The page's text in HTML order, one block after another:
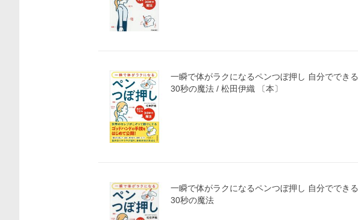
一瞬で体がラクになるペンつぼ押し 自分でできる
30秒の魔法 / 松田伊織 〔本〕
一瞬で体がラクになるペンつぼ押し 自分でできる
30秒の魔法